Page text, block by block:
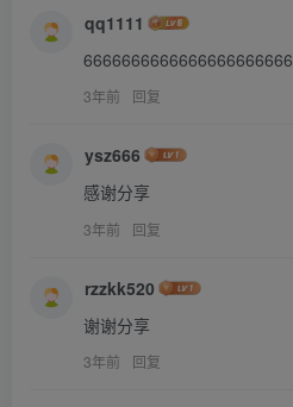
qq1111
6666666666666666666666
3年前 回复
ysz666
感谢分享
3年前 回复
rzzkk520
谢谢分享
3年前 回复